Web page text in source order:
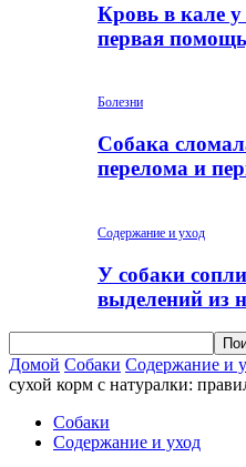
Кровь в кале
первая
Болезни
Собака
перелома и
Содержание и уход
У собаки
выделений из
Домой Собаки Содержание и
сухой корм с натуралки:
Собаки
Содержание и уход